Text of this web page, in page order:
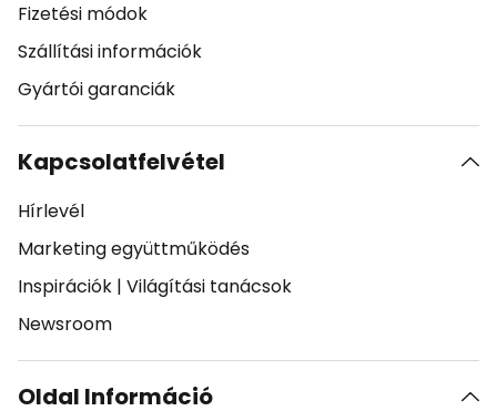
Fizetési módok
Szállítási információk
Gyártói garanciák
Kapcsolatfelvétel
Hírlevél
Marketing együttműködés
Inspirációk | Világítási tanácsok
Newsroom
Oldal Információ